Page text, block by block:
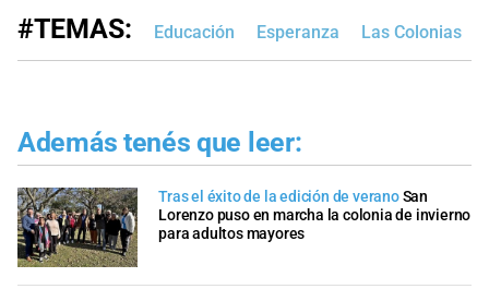
#TEMAS: Educación Esperanza Las Colonias
Además tenés que leer:
Tras el éxito de la edición de veranoSan
Lorenzo puso en marcha la colonia de invierno
para adultos mayores